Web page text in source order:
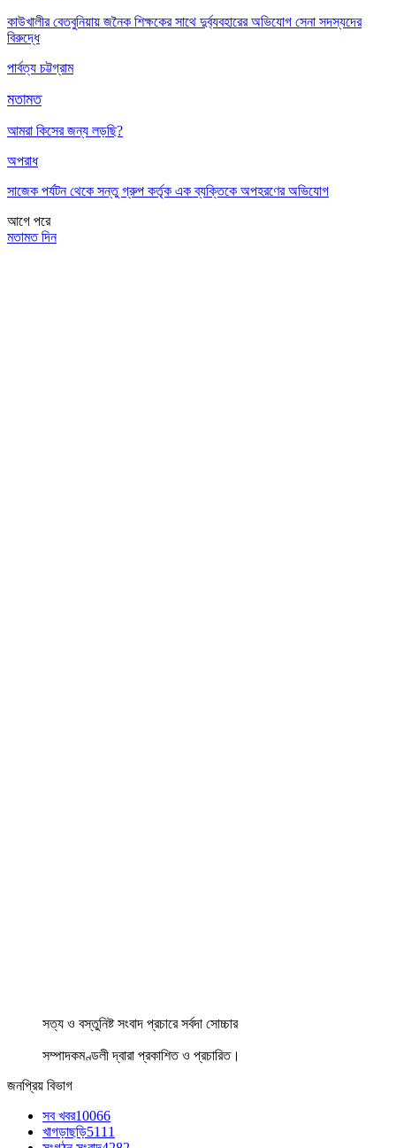
কাউখালীর বেতবুনিয়ায় জনৈক শিক্ষকের সাথে দুর্ব্যবহারের অভিযোগ সেনা সদস্যদের
বিরুদ্ধে
পার্বত্য চট্টগ্রাম
মতামত
আমরা কিসের জন্য লড়ছি?
অপরাধ
সাজেক পর্যটন থেকে সন্তু গ্রুপ কর্তৃক এক ব্যক্তিকে অপহরণের অভিযোগ
আগে পরে
মতামত দিন
সত্য ও বস্তুনিষ্ট সংবাদ প্রচারে সর্বদা সোচ্চার
সম্পাদকমণ্ডলী দ্বারা প্রকাশিত ও প্রচারিত।
জনপ্রিয় বিভাগ
সব খবর10066
খাগড়াছড়ি5111